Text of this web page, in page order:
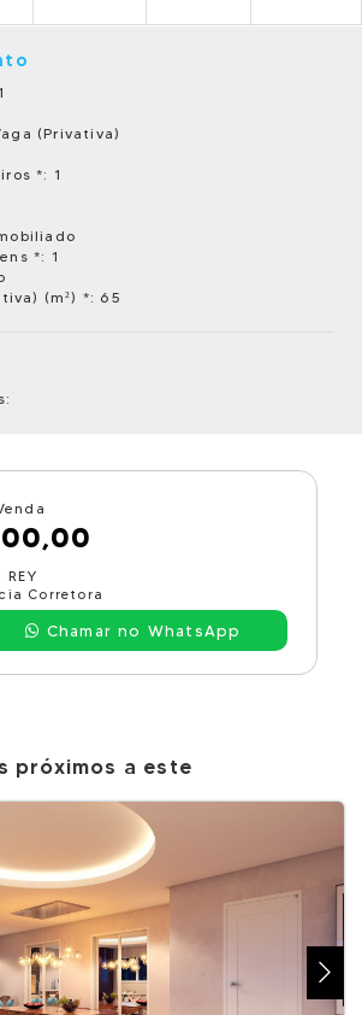
1
(Privativa)
*: 1
*: 1
(m²) *:65
REY
Corretora
Chamar no WhatsApp
próximos a este